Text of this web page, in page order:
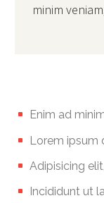
minim
Enim ad
Lorem ipsum
Adipisicing
Incididunt ut